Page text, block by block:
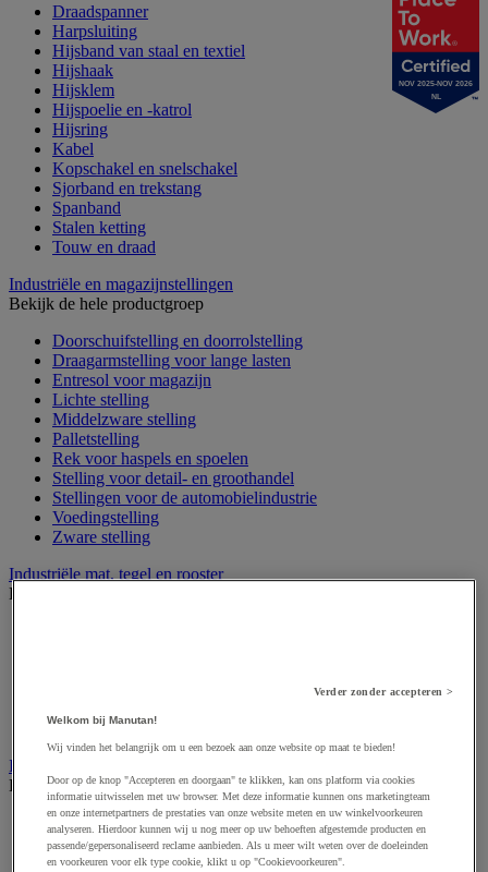
Draadspanner
Harpsluiting
Hijsband van staal en textiel
Hijshaak
Hijsklem
Hijspoelie en -katrol
Hijsring
Kabel
Kopschakel en snelschakel
Sjorband en trekstang
Spanband
Stalen ketting
Touw en draad
Industriële en magazijnstellingen
Bekijk de hele productgroep
Doorschuifstelling en doorrolstelling
Draagarmstelling voor lange lasten
Entresol voor magazijn
Lichte stelling
Middelzware stelling
Palletstelling
Rek voor haspels en spoelen
Stelling voor detail- en groothandel
Stellingen voor de automobielindustrie
Voedingstelling
Zware stelling
Industriële mat, tegel en rooster
Bekijk de hele productgroep
Industriële roosters
Industriele ventilator en afzuigkap
Bekijk de hele productgroep
Accessoires voor afzuigsysteem
Accessoires voor ventilatiesysteem
Afzuigkap en -bak
NOV 2025-NOV 2026
NL
Verder zonder accepteren >
Welkom bij Manutan!
Wij vinden het belangrijk om u een bezoek aan onze website op maat te bieden!
Door op de knop "Accepteren en doorgaan" te klikken, kan ons platform via cookies
informatie uitwisselen met uw browser. Met deze informatie kunnen ons marketingteam
en onze internetpartners de prestaties van onze website meten en uw winkelvoorkeuren
analyseren. Hierdoor kunnen wij u nog meer op uw behoeften afgestemde producten en
passende/gepersonaliseerd reclame aanbieden. Als u meer wilt weten over de doeleinden
en voorkeuren voor elk type cookie, klikt u op "Cookievoorkeuren".